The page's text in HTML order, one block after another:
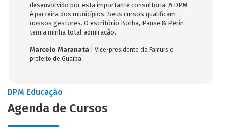
desenvolvido por esta importante consultoria. A DPM
é parceira dos municípios. Seus cursos qualificam
nossos gestores. O escritório Borba, Pause & Perin
tem a minha total admiração.
Marcelo Maranata
| Vice-presidente da Famurs e
prefeito de Guaíba.
DPM Educação
Agenda de Cursos